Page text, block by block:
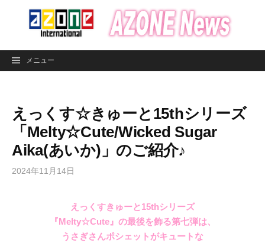
ン
メニュー
えっくす☆きゅーと15thシリーズ
「Melty☆Cute/Wicked Sugar
Aika(あいか)」のご紹介♪
2024年11月14日
えっくすきゅーと15thシリーズ
『Melty☆Cute』の最後を飾る第七弾は、
うさぎさんポシェットがキュートな